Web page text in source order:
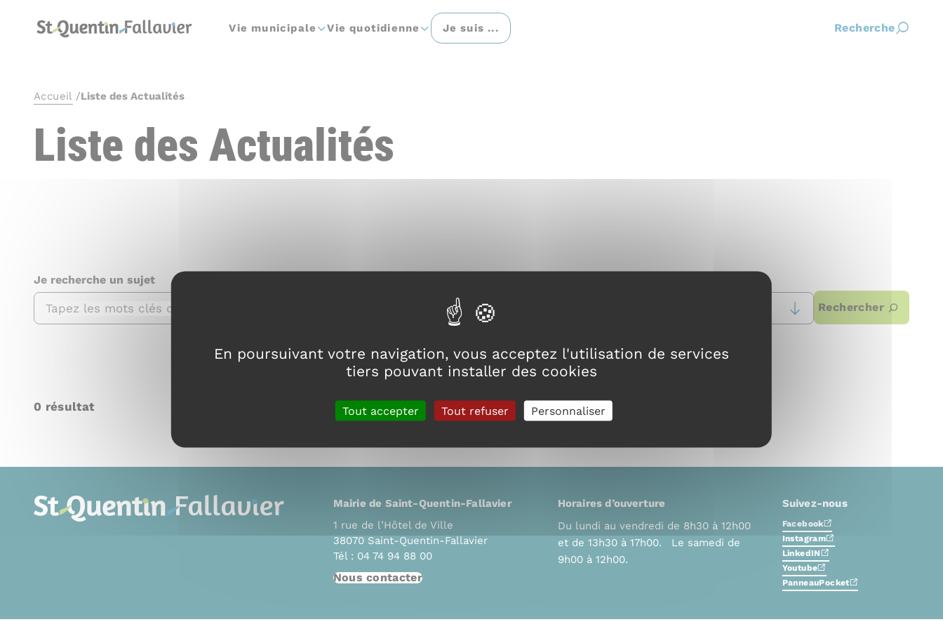
En poursuivant votre navigation, vous acceptez l'utilisation de services
tiers pouvant installer des cookies
Tout accepter Tout refuser Personnaliser
Vie municipale Vie quotidienne Je suis ... Recherche
Accueil /Liste des Actualités
Liste des Actualités
Je recherche un sujet
Rechercher
0 résultat
Mairie de Saint-Quentin-Fallavier
1 rue de l’Hôtel de Ville
38070 Saint-Quentin-Fallavier
Tél : 04 74 94 88 00
Nous contacter
Horaires d’ouverture
Du lundi au vendredi de 8h30 à 12h00
et de 13h30 à 17h00. Le samedi de
9h00 à 12h00.
Suivez-nous
Facebook
Instagram
LinkedIN
Youtube
PanneauPocket